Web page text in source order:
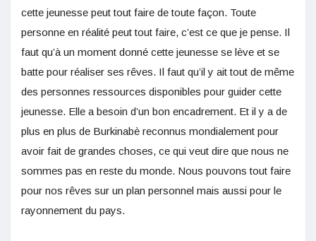
cette jeunesse peut tout faire de toute façon. Toute
personne en réalité peut tout faire, c’est ce que je pense. Il
faut qu’à un moment donné cette jeunesse se lève et se
batte pour réaliser ses rêves. Il faut qu’il y ait tout de même
des personnes ressources disponibles pour guider cette
jeunesse. Elle a besoin d’un bon encadrement. Et il y a de
plus en plus de Burkinabè reconnus mondialement pour
avoir fait de grandes choses, ce qui veut dire que nous ne
sommes pas en reste du monde. Nous pouvons tout faire
pour nos rêves sur un plan personnel mais aussi pour le
rayonnement du pays.